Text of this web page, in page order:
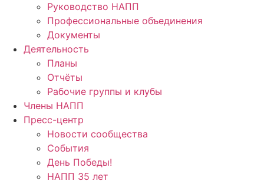
Руководство НАПП
Профессиональные объединения
Документы
Деятельность
Планы
Отчёты
Рабочие группы и клубы
Члены НАПП
Пресс-центр
Новости сообщества
События
День Победы!
НАПП 35 лет